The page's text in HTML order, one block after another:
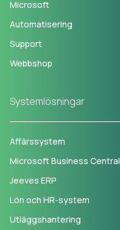
Microsoft
Automatisering
Support
Webbshop
Systemlösningar
Affärssystem
Microsoft Business Central
Jeeves ERP
Lön och HR-system
Utläggshantering